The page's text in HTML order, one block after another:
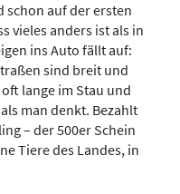
schon auf der ersten
vieles anders ist als in
ins Auto fällt auf:
sind breit und
lange im Stau und
man denkt. Bezahlt
– der 500er Schein
Tiere des Landes, in